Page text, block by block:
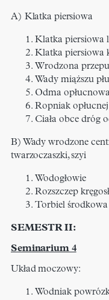
A) Klatka piersiowa
Klatka piersiowa
Klatka piersiowa
Wrodzona
Wady miąższu
Odma opłucnowa​
Ropniak opłucnej​
Ciała obce dróg
B) Wady wrodzone
twarzoczaszki, szyi​
Wodogłowie​
Rozszczep
Torbiel
SEMESTR II:
Seminarium 4
Układ moczowy:
Wodniak